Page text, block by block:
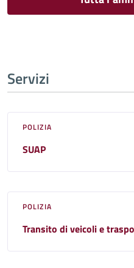
Servizi
POLIZIA
SUAP
POLIZIA
Transito di veicoli e